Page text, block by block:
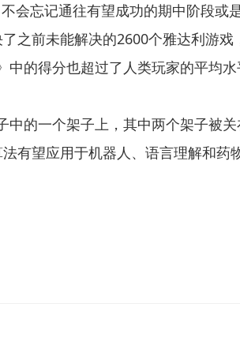
忘记通往有望成功的期中阶段或
之前未能解决的2600个雅达利游戏
的得分也超过了人类玩家的平均
的一个架子上，其中两个架子被关
望应用于机器人、语言理解和药物